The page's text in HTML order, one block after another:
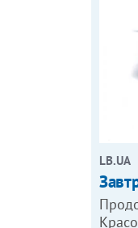
LB.UA